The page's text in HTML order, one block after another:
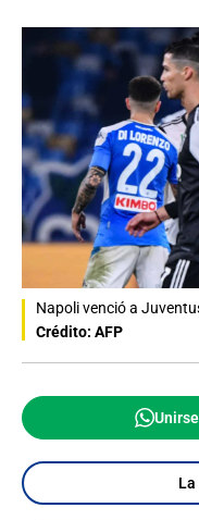
Napoli venció a
Crédito: AFP
La